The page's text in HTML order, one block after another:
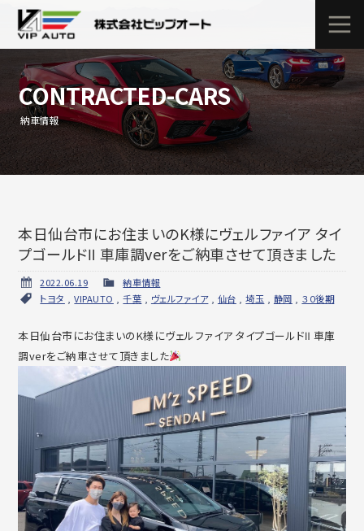
CONTRACTED-CARS
納車情報
本日仙台市にお住まいのK様にヴェルファイア タイ
プゴールドⅡ 車庫調verをご納車させて頂きました
2022.06.19
納車情報
トヨタ
,VIPAUTO ,千葉 ヴェルファイア, 仙台 ,埼玉 静岡 ３０後期
本日仙台市にお住まいのK様にヴェルファイア タイプゴールドⅡ 車庫
調verをご納車させて頂きました